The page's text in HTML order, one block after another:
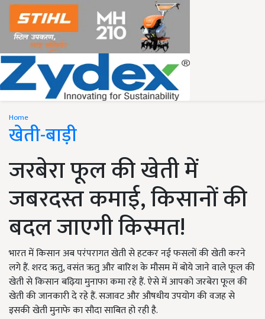
Home
खेती-बाड़ी
जरबेरा फूल की खेती में
जबरदस्त कमाई, किसानों की
बदल जाएगी किस्मत!
भारत में किसान अब परंपरागत खेती से हटकर नई फसलों की खेती करने
लगे हैं. शरद ऋतु, वसंत ऋतु और बारिश के मौसम में बोये जाने वाले फूल की
खेती से किसान बढ़िया मुनाफा कमा रहे हैं. ऐसे में आपको जरबेरा फूल की
खेती की जानकारी दे रहे हैं. सजावट और औषधीय उपयोग की वजह से
इसकी खेती मुनाफे का सौदा साबित हो रही है.